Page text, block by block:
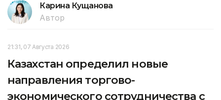
Карина Кущанова
Автор
21:31, 07 Августа 2026
Казахстан определил новые
направления торгово-
экономического сотрудничества с